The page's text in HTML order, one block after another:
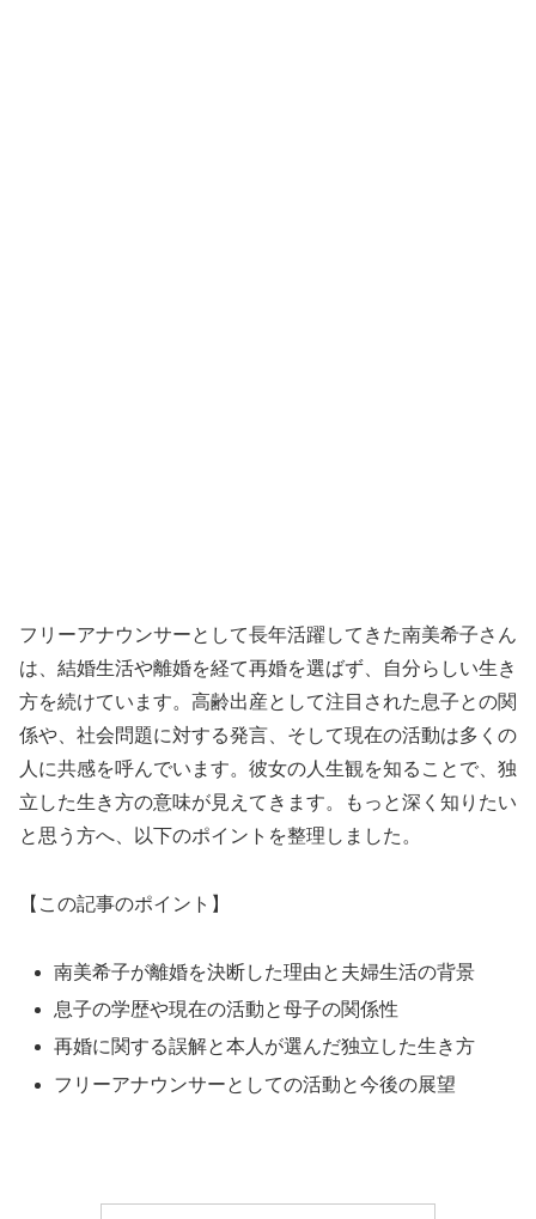
フリーアナウンサーとして長年活躍してきた南美希子さん
は、結婚生活や離婚を経て再婚を選ばず、自分らしい生き
方を続けています。高齢出産として注目された息子との関
係や、社会問題に対する発言、そして現在の活動は多くの
人に共感を呼んでいます。彼女の人生観を知ることで、独
立した生き方の意味が見えてきます。もっと深く知りたい
と思う方へ、以下のポイントを整理しました。
【この記事のポイント】
南美希子が離婚を決断した理由と夫婦生活の背景
息子の学歴や現在の活動と母子の関係性
再婚に関する誤解と本人が選んだ独立した生き方
フリーアナウンサーとしての活動と今後の展望